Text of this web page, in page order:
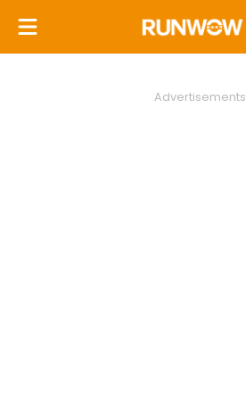
Advertisements